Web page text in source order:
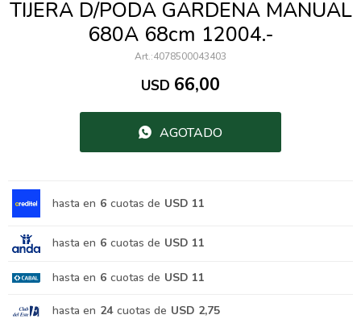
TIJERA D/PODA GARDENA MANUAL
680A 68cm 12004.-
4078500043403
USD 66,00
AGOTADO
hasta en 6 cuotas de USD 11
hasta en 6 cuotas de USD 11
hasta en 6 cuotas de USD 11
hasta en 24 cuotas de USD 2,75